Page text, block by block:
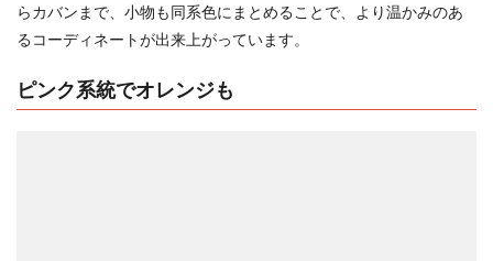
らカバンまで、小物も同系色にまとめることで、より温かみのあ
るコーディネートが出来上がっています。
ピンク系統でオレンジも